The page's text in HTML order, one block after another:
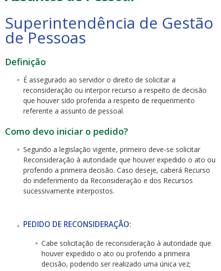
Superintendência de Gestão
de Pessoas
Definição
É assegurado ao servidor o direito de solicitar a
reconsideração ou interpor recurso a respeito de decisão
que houver sido proferida a respeito de requerimento
referente a assunto de pessoal.
Como devo iniciar o pedido?
Segundo a legislação vigente, primeiro deve-se solicitar
Reconsideração à autoridade que houver expedido o ato ou
proferido a primeira decisão. Caso deseje, caberá Recurso
do indeferimento da Reconsideração e dos Recursos
sucessivamente interpostos.
PEDIDO DE RECONSIDERAÇÃO:
Cabe solicitação de reconsideração à autoridade que
houver expedido o ato ou proferido a primeira
decisão, podendo ser realizado uma única vez;